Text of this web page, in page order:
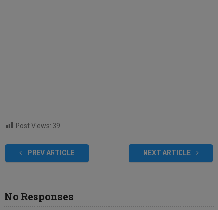
Post Views: 39
PREV ARTICLE NEXT ARTICLE
No Responses